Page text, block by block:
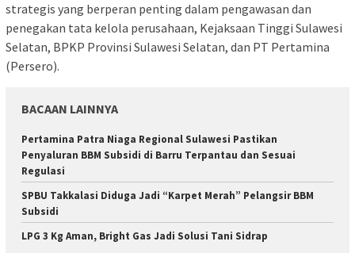
strategis yang berperan penting dalam pengawasan dan
penegakan tata kelola perusahaan, Kejaksaan Tinggi Sulawesi
Selatan, BPKP Provinsi Sulawesi Selatan, dan PT Pertamina
(Persero).
BACAAN LAINNYA
Pertamina Patra Niaga Regional Sulawesi Pastikan
Penyaluran BBM Subsidi di Barru Terpantau dan Sesuai
Regulasi
SPBU Takkalasi Diduga Jadi “Karpet Merah” Pelangsir BBM
Subsidi
LPG 3 Kg Aman, Bright Gas Jadi Solusi Tani Sidrap